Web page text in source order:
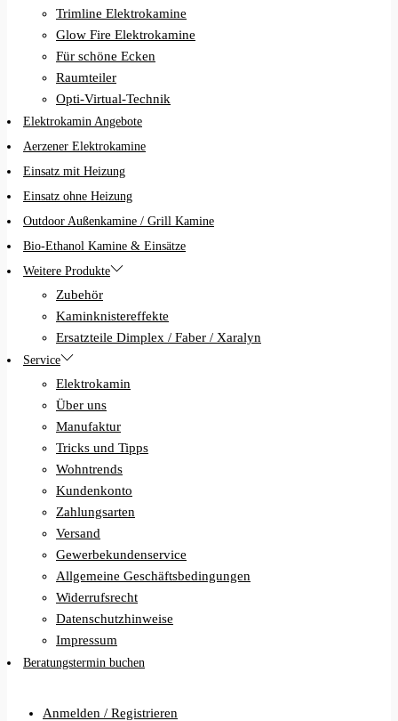
Trimline Elektrokamine
Glow Fire Elektrokamine
Für schöne Ecken
Raumteiler
Opti-Virtual-Technik
Elektrokamin Angebote
Aerzener Elektrokamine
Einsatz mit Heizung
Einsatz ohne Heizung
Outdoor Außenkamine / Grill Kamine
Bio-Ethanol Kamine & Einsätze
Weitere Produkte
Zubehör
Kaminknistereffekte
Ersatzteile Dimplex / Faber / Xaralyn
Service
Elektrokamin
Über uns
Manufaktur
Tricks und Tipps
Wohntrends
Kundenkonto
Zahlungsarten
Versand
Gewerbekundenservice
Allgemeine Geschäftsbedingungen
Widerrufsrecht
Datenschutzhinweise
Impressum
Beratungstermin buchen
Anmelden / Registrieren